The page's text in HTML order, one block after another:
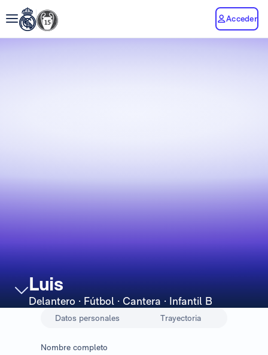
Acceder
Luis
Delantero · Fútbol · Cantera · Infantil B
Datos personales Trayectoria
Nombre completo